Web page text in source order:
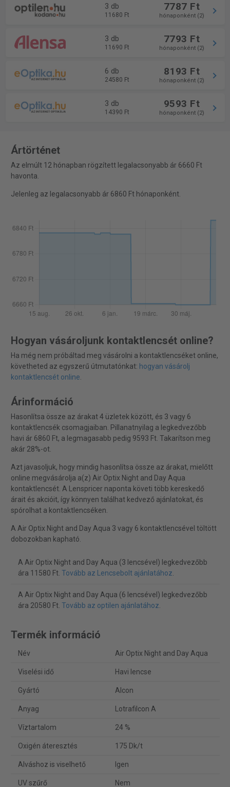
3 db
11680 Ft
7787 Ft
hónaponként (2)
3 db
11690 Ft
7793 Ft
hónaponként (2)
6 db
24580 Ft
8193 Ft
hónaponként (2)
3 db
14390 Ft
9593 Ft
hónaponként (2)
Ártörténet
Az elmúlt 12 hónapban rögzített legalacsonyabb ár 6660 Ft
havonta.
Jelenleg az legalacsonyabb ár 6860 Ft hónaponként.
Hogyan vásároljunk kontaktlencsét online?
Ha még nem próbáltad meg vásárolni a kontaktlencséket online,
követheted az egyszerű útmutatónkat: hogyan vásárolj
kontaktlencsét online.
Árinformáció
Hasonlítsa össze az árakat 4 üzletek között, és 3 vagy 6
kontaktlencsék csomagjaiban. Pillanatnyilag a legkedvezőbb
havi ár 6860 Ft, a legmagasabb pedig 9593 Ft. Takarítson meg
akár 28%-ot.
Azt javasoljuk, hogy mindig hasonlítsa össze az árakat, mielőtt
online megvásárolja a(z) Air Optix Night and Day Aqua
kontaktlencsét. A Lenspricer naponta követi több kereskedő
árait és akcióit, így könnyen találhat kedvező ajánlatokat, és
spórolhat a kontaktlencséken.
A Air Optix Night and Day Aqua 3 vagy 6 kontaktlencsével töltött
dobozokban kapható.
A Air Optix Night and Day Aqua (3 lencsével) legkedvezőbb
ára 11580 Ft. Tovább az Lencsebolt ajánlatához.
A Air Optix Night and Day Aqua (6 lencsével) legkedvezőbb
ára 20580 Ft. Tovább az optilen ajánlatához.
Termék információ
Név Air Optix Night and Day Aqua
Viselési idő Havi lencse
Gyártó Alcon
Anyag Lotrafilcon A
Víztartalom 24 %
Oxigén áteresztés 175 Dk/t
Alváshoz is viselhető Igen
UV szűrő Nem